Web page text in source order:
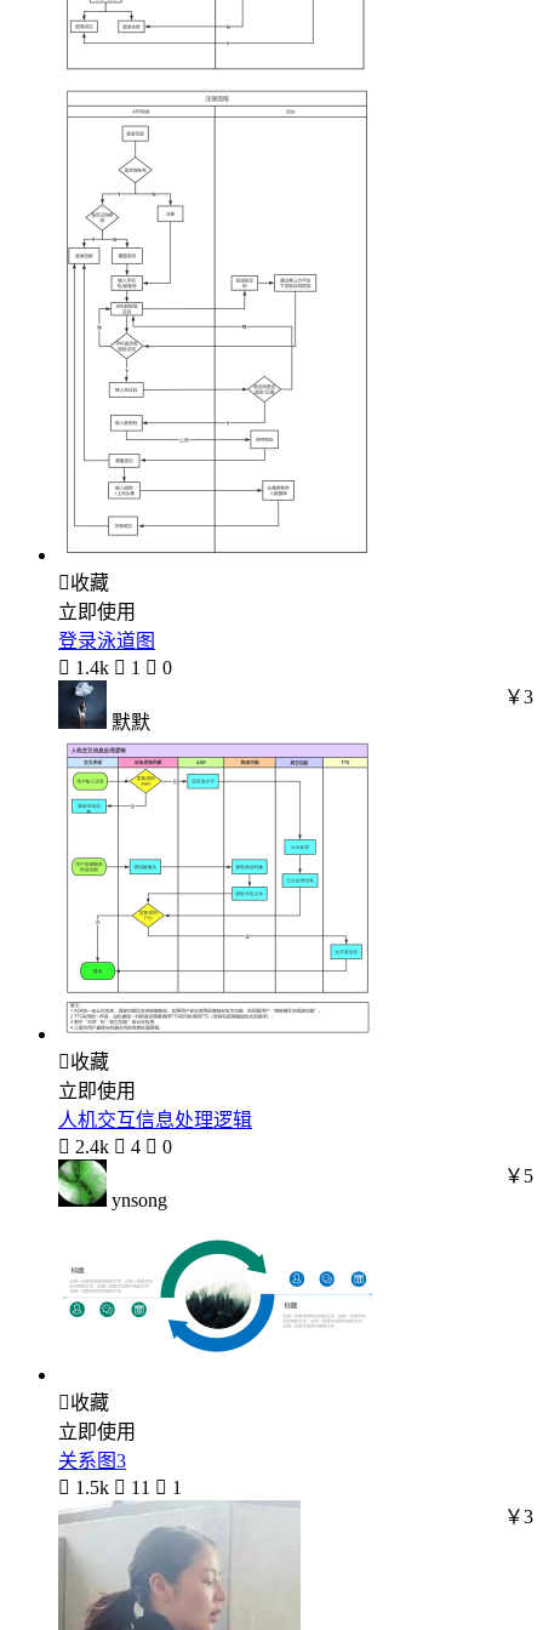
收藏
立即使用
登录泳道图
 1.4k  1  0
默默
￥3
收藏
立即使用
人机交互信息处理逻辑
 2.4k  4  0
ynsong
￥5
收藏
立即使用
关系图3
 1.5k  11  1
￥3